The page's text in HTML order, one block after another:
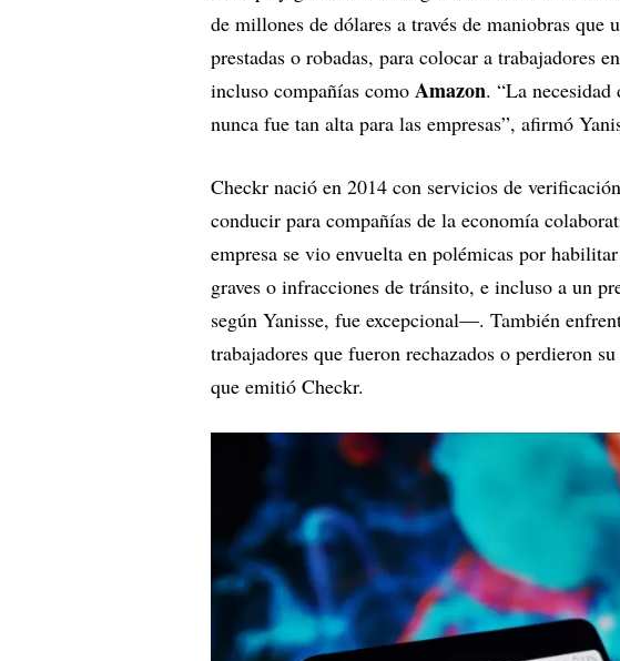
de millones de dólares a través de maniobras que
prestadas o robadas, para colocar a trabajadores
incluso compañías como Amazon. “La
nunca fue tan alta para las empresas”, afirmó
Checkr nació en 2014 con servicios de
conducir para compañías de la economía
empresa se vio envuelta en polémicas por
graves o infracciones de tránsito, e incluso a un
según Yanisse, fue excepcional—. También
trabajadores que fueron rechazados o perdieron
que emitió Checkr.